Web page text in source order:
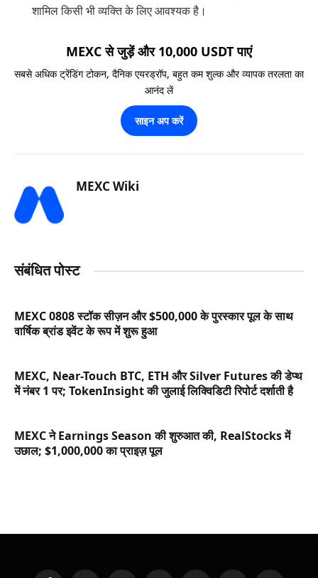
शामिल किसी भी व्यक्ति के लिए आवश्यक है।
MEXC से जुड़ें और 10,000 USDT पाएं
सबसे अधिक ट्रेंडिंग टोकन, दैनिक एयरड्रॉप, बहुत कम शुल्क और व्यापक तरलता का
आनंद लें
साइन अप करें
MEXC Wiki
संबंधित पोस्ट
MEXC 0808 स्टॉक सीज़न और $500,000 के पुरस्कार पूल के साथ
वार्षिक ब्रांड इवेंट के रूप में शुरू हुआ
MEXC, Near-Touch BTC, ETH और Silver Futures की डेप्थ
में नंबर 1 पर; TokenInsight की जुलाई लिक्विडिटी रिपोर्ट दर्शाती है
MEXC ने Earnings Season की शुरुआत की, RealStocks में
उछाल; $1,000,000 का प्राइज़ पूल